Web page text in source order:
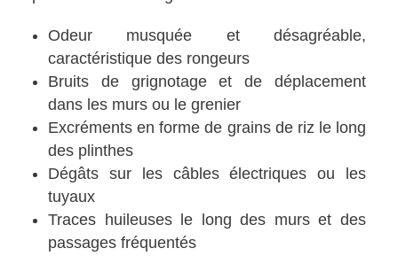
Odeur musquée et désagréable,
caractéristique des rongeurs
Bruits de grignotage et de déplacement
dans les murs ou le grenier
Excréments en forme de grains de riz le long
des plinthes
Dégâts sur les câbles électriques ou les
tuyaux
Traces huileuses le long des murs et des
passages fréquentés